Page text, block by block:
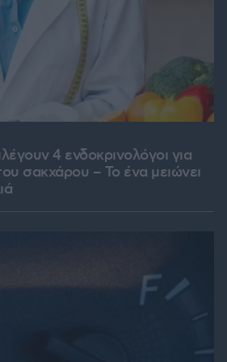
4 ενδοκρινολόγοι για
σακχάρου – Το ένα μειώνει